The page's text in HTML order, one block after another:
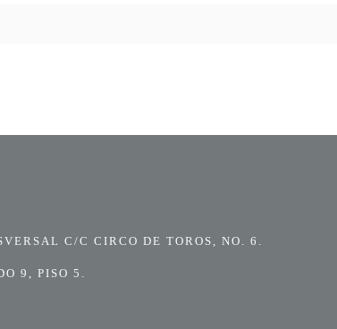
C/C CIRCO DE TOROS, NO. 6.
9, PISO 5.